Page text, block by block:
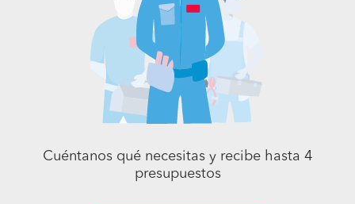
Cuéntanos qué necesitas y recibe hasta 4
presupuestos